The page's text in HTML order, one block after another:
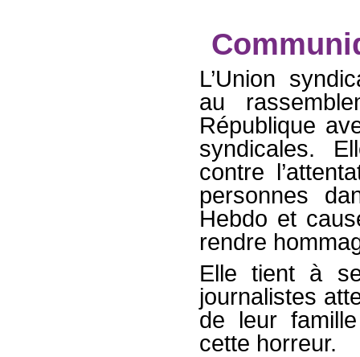
L’Union
au
République
syndicales.
contre
personnes
Hebdo et
rendre
Elle tient à
journalistes
de leur
cette horreur.